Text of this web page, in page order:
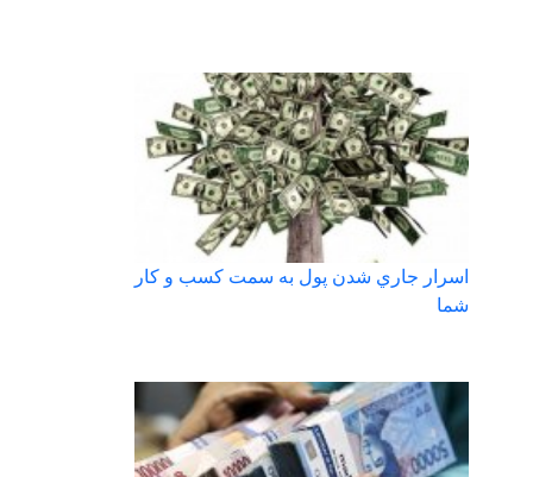
اسرار جاري شدن پول به سمت كسب و كار
شما